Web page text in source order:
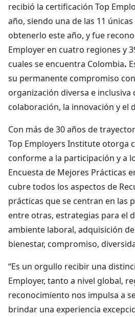
recibió la certificación Top
año, siendo una de las 11
obtenerlo este año, y fue
Employer en cuatro regiones y
cuales se encuentra Colombia.
su permanente compromiso
organización diversa e inclusiva
colaboración, la innovación y el
Con más de 30 años de
Top Employers Institute otorga
conforme a la participación y a
Encuesta de Mejores Prácticas
cubre todos los aspectos de
prácticas que se centran en las
entre otras, estrategias para el
ambiente laboral, adquisición
bienestar, compromiso,
“Es un orgullo recibir una
Employer, tanto a nivel global,
reconocimiento nos impulsa a
brindar una experiencia